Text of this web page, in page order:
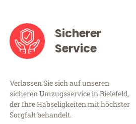
Sicherer
Service
Verlassen Sie sich auf unseren
sicheren Umzugsservice in Bielefeld,
der Ihre Habseligkeiten mit höchster
Sorgfalt behandelt.